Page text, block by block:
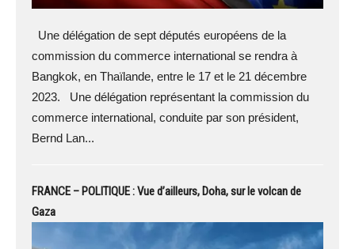
Une délégation de sept députés européens de la
commission du commerce international se rendra à
Bangkok, en Thaïlande, entre le 17 et le 21 décembre
2023. Une délégation représentant la commission du
commerce international, conduite par son président,
Bernd Lan...
FRANCE – POLITIQUE : Vue d’ailleurs, Doha, sur le volcan de
Gaza